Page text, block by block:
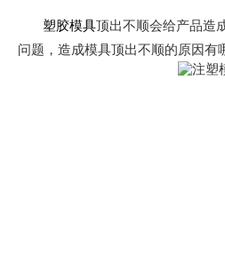
塑胶模具顶出不顺会给产品造
问题，造成模具顶出不顺的原因有